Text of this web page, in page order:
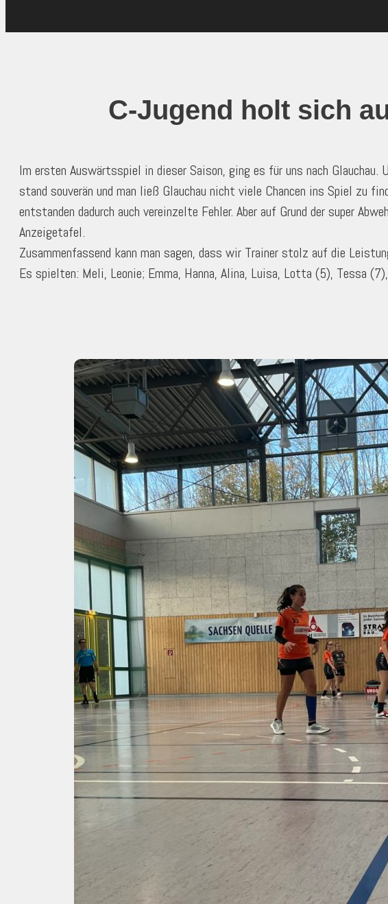
C-Jugend holt sich
Im ersten Auswärtsspiel in dieser Saison, ging es für uns nach
stand souverän und man ließ Glauchau nicht viele Chancen ins Spiel zu
entstanden dadurch auch vereinzelte Fehler. Aber auf Grund der super
Anzeigetafel.
Zusammenfassend kann man sagen, dass wir Trainer stolz auf die
Es spielten: Meli, Leonie; Emma, Hanna, Alina, Luisa, Lotta (5), Tessa